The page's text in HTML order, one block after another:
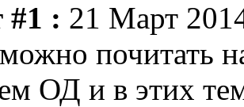
#1 : 21 Март
почитать
ОД и в этих